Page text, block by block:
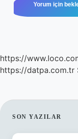
https://
https://datpa.com.tr
SON YAZILAR